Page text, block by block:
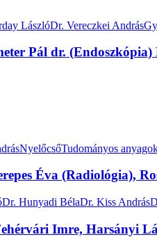
LászlóDr. Vereczkei András
Pál dr.
NyelőcsőTudományos
Éva (Radiológia),
Dr. Hunyadi BélaDr. Kiss András
Imre, Harsányi